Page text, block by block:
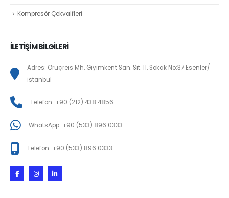
Kompresör Çekvalfleri
İLETİŞİM BİLGİLERİ
Adres: Oruçreis Mh. Giyimkent San. Sit. 11. Sokak No:37 Esenler/
İstanbul
Telefon: +90 (212) 438 4856
WhatsApp: +90 (533) 896 0333
Telefon: +90 (533) 896 0333